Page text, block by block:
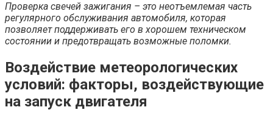
Проверка свечей зажигания – это неотъемлемая часть
регулярного обслуживания автомобиля, которая
позволяет поддерживать его в хорошем техническом
состоянии и предотвращать возможные поломки.
Воздействие метеорологических
условий: факторы, воздействующие
на запуск двигателя